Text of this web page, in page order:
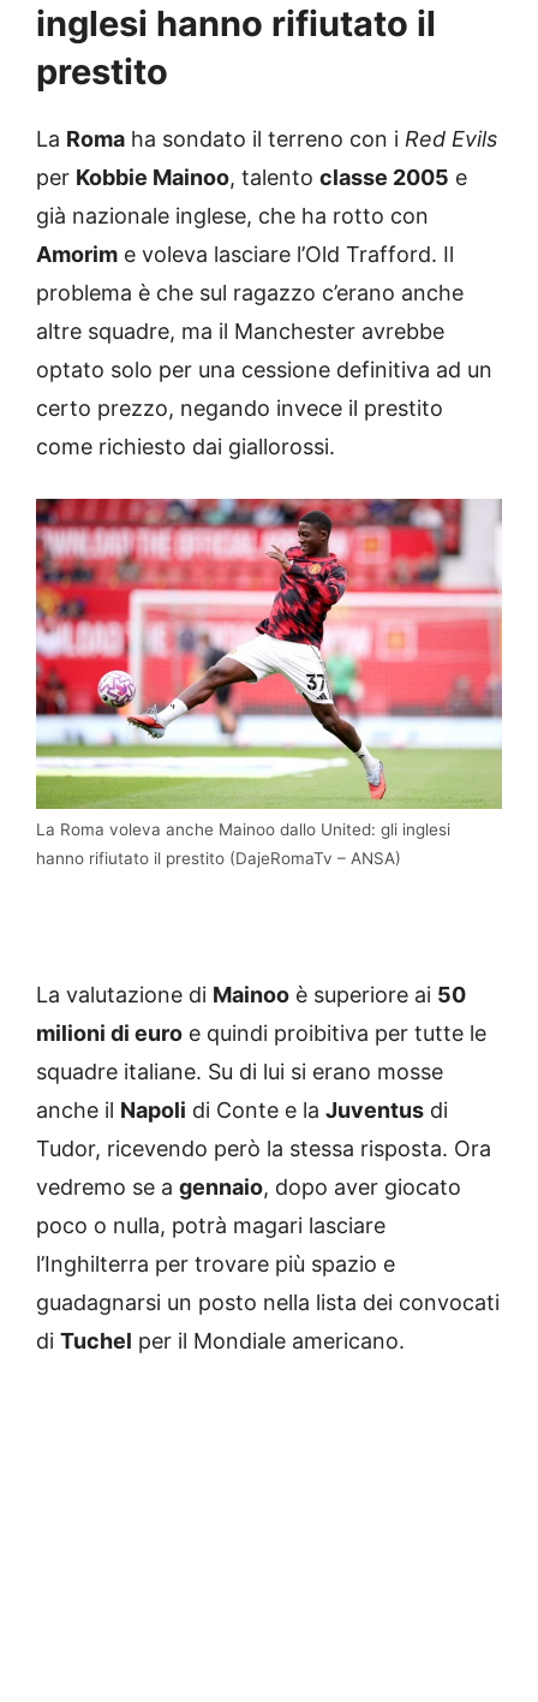
inglesi hanno rifiutato il
prestito
La Roma ha sondato il terreno con i Red Evils
per Kobbie Mainoo, talento classe 2005 e
già nazionale inglese, che ha rotto con
Amorim e voleva lasciare l’Old Trafford. Il
problema è che sul ragazzo c’erano anche
altre squadre, ma il Manchester avrebbe
optato solo per una cessione definitiva ad un
certo prezzo, negando invece il prestito
come richiesto dai giallorossi.
La Roma voleva anche Mainoo dallo United: gli inglesi
hanno rifiutato il prestito (DajeRomaTv – ANSA)
La valutazione di Mainoo è superiore ai 50
milioni di euro e quindi proibitiva per tutte le
squadre italiane. Su di lui si erano mosse
anche il Napoli di Conte e la Juventus di
Tudor, ricevendo però la stessa risposta. Ora
vedremo se a gennaio, dopo aver giocato
poco o nulla, potrà magari lasciare
l’Inghilterra per trovare più spazio e
guadagnarsi un posto nella lista dei convocati
di Tuchel per il Mondiale americano.